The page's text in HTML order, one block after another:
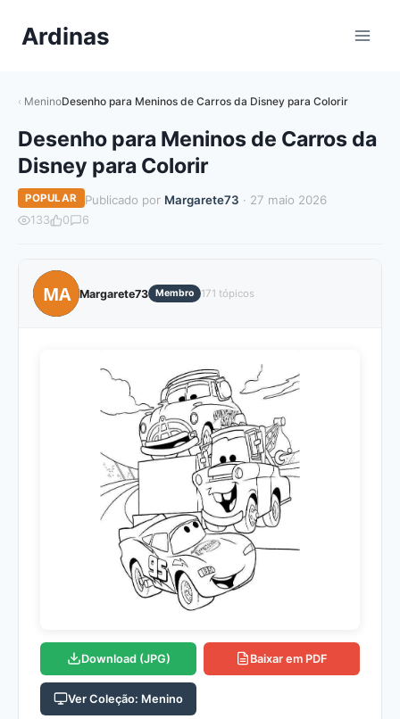
paraArdinas
MeninoDesenho para Meninos de Carros da Disney para Colorir
Desenho para Meninos de Carros da
Disney para Colorir
POPULAR Publicado por Margarete73 · 27 maio 2026
133 0 6
MA Margarete73 Membro 171 tópicos
Download (JPG) Baixar em PDF
Ver Coleção: Menino